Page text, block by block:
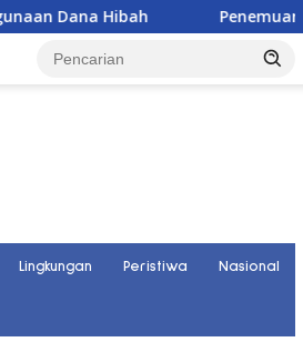
Penemuan Kerangka
Lingkungan Peristiwa Nasional